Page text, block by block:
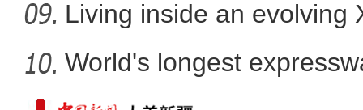
Living inside an evolving
World's longest